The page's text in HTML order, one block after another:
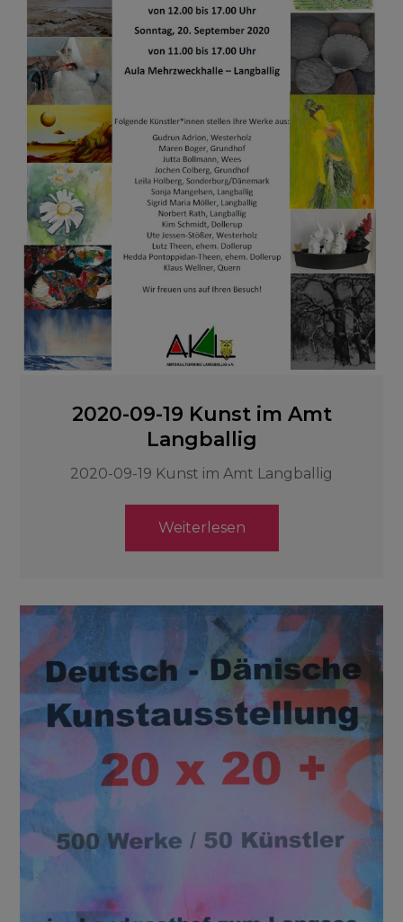
2020-09-19 Kunst im Amt
Langballig
2020-09-19 Kunst im Amt Langballig
Weiterlesen